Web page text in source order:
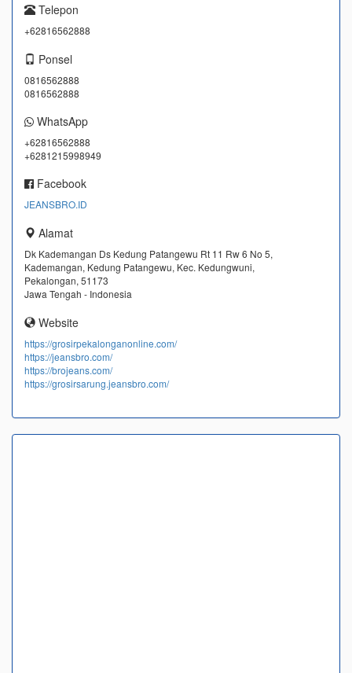
Telepon
+62816562888
Ponsel
0816562888
0816562888
WhatsApp
+62816562888
+6281215998949
Facebook
JEANSBRO.ID
Alamat
Dk Kademangan Ds Kedung Patangewu Rt 11 Rw 6 No 5,
Kademangan, Kedung Patangewu, Kec. Kedungwuni,
Pekalongan, 51173
Jawa Tengah - Indonesia
Website
https://grosirpekalonganonline.com/
https://jeansbro.com/
https://brojeans.com/
https://grosirsarung.jeansbro.com/